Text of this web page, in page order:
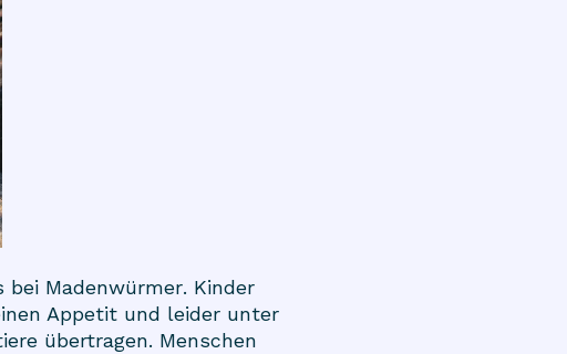
bei Madenwürmer. Kinder
Appetit und leider unter
übertragen. Menschen